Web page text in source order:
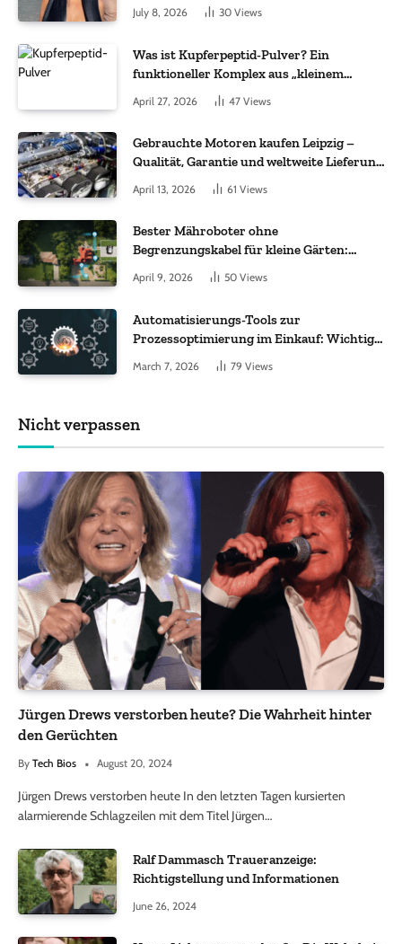
July 8, 2026 30 Views
Was ist Kupferpeptid-Pulver? Ein
funktioneller Komplex aus „kleinem
Molekül + Metall“
April 27, 2026 47 Views
Gebrauchte Motoren kaufen Leipzig –
Qualität, Garantie und weltweite Lieferung
April 13, 2026 61 Views
Bester Mähroboter ohne
Begrenzungskabel für kleine Gärten:
Worauf es bei 200 bis 500 m² wirklich
ankommt
April 9, 2026 50 Views
Automatisierungs-Tools zur
Prozessoptimierung im Einkauf: Wichtige
Funktionen, auf die Sie achten sollten
March 7, 2026 79 Views
Nicht verpassen
Jürgen Drews verstorben heute? Die Wahrheit hinter
den Gerüchten
By Tech Bios August 20, 2024
Jürgen Drews verstorben heute In den letzten Tagen kursierten
alarmierende Schlagzeilen mit dem Titel Jürgen…
Ralf Dammasch Traueranzeige:
Richtigstellung und Informationen
June 26, 2024